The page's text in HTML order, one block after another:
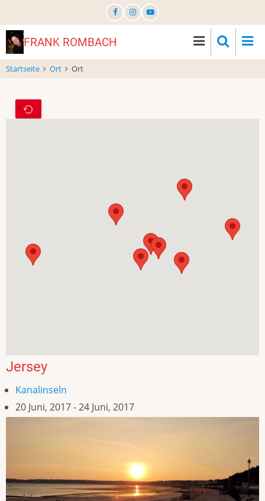
zum
InhaltFRANK ROMBACH
Startseite Ort Ort
Jersey
Kanalinseln
20 Juni, 2017-24 Juni, 2017